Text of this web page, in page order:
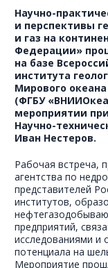
Научно-
и перспективы
и газ на
Федерации»
на базе
института
Мирового
(ФГБУ
мероприятии
Научно-
Иван Нестеров.
Рабочая встреча,
агентства по
представителей
институтов,
предприятий,
исследованиями и
потенциала на
Мероприятие